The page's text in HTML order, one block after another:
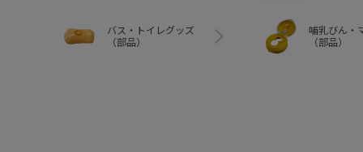
バス・トイレグッズ
（部品）
哺乳びん・
（部品）